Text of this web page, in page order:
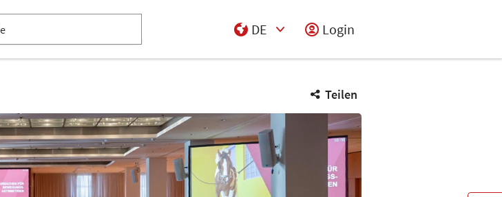
DE
Login
Teilen